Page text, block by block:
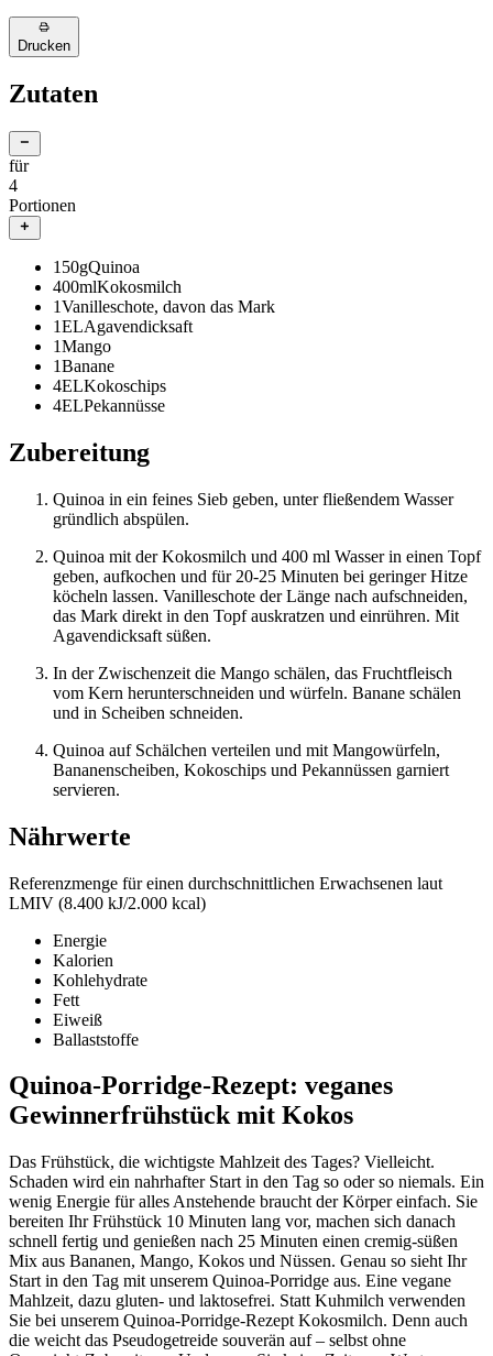
Drucken
Zutaten
für
4
Portionen
150gQuinoa
400mlKokosmilch
1Vanilleschote, davon das Mark
1ELAgavendicksaft
1Mango
1Banane
4ELKokoschips
4ELPekannüsse
Zubereitung
Quinoa in ein feines Sieb geben, unter fließendem Wasser
gründlich abspülen.
Quinoa mit der Kokosmilch und 400 ml Wasser in einen Topf
geben, aufkochen und für 20-25 Minuten bei geringer Hitze
köcheln lassen. Vanilleschote der Länge nach aufschneiden,
das Mark direkt in den Topf auskratzen und einrühren. Mit
Agavendicksaft süßen.
In der Zwischenzeit die Mango schälen, das Fruchtfleisch
vom Kern herunterschneiden und würfeln. Banane schälen
und in Scheiben schneiden.
Quinoa auf Schälchen verteilen und mit Mangowürfeln,
Bananenscheiben, Kokoschips und Pekannüssen garniert
servieren.
Nährwerte
Referenzmenge für einen durchschnittlichen Erwachsenen laut
LMIV (8.400 kJ/2.000 kcal)
Energie
Kalorien
Kohlehydrate
Fett
Eiweiß
Ballaststoffe
Quinoa-Porridge-Rezept: veganes
Gewinnerfrühstück mit Kokos
Das Frühstück, die wichtigste Mahlzeit des Tages? Vielleicht.
Schaden wird ein nahrhafter Start in den Tag so oder so niemals. Ein
wenig Energie für alles Anstehende braucht der Körper einfach. Sie
bereiten Ihr Frühstück 10 Minuten lang vor, machen sich danach
schnell fertig und genießen nach 25 Minuten einen cremig-süßen
Mix aus Bananen, Mango, Kokos und Nüssen. Genau so sieht Ihr
Start in den Tag mit unserem Quinoa-Porridge aus. Eine vegane
Mahlzeit, dazu gluten- und laktosefrei. Statt Kuhmilch verwenden
Sie bei unserem Quinoa-Porridge-Rezept Kokosmilch. Denn auch
die weicht das Pseudogetreide souverän auf – selbst ohne